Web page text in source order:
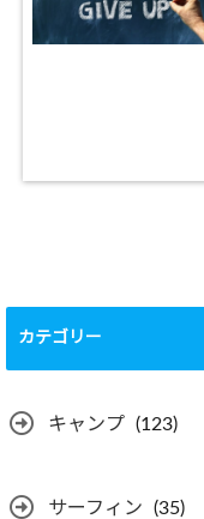
カテゴリー
キャンプ (123)
サーフィン (35)